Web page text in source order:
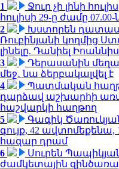
1
Ջուր չի լինի
հուլիսի 29-ը ժամը 07.00-
2
Խստորեն
Ռուբինյանի կողմից
լինելը. Դանիել
3
Դերասանին
մեջ․ նա ձերբակալվել է
4
Պատմական
դարձավ աշխարհի
հաշվարկի հաղթող
5
Գագիկ
գույք, 42 ավտոմեքենա,
հազար դրամ
6
Սուրեն
ժամկետային